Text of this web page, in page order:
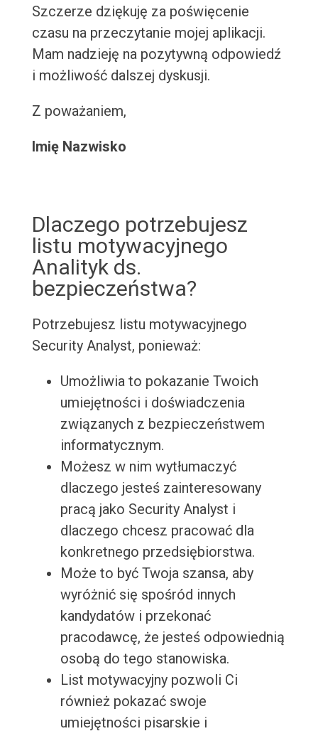
Szczerze dziękuję za poświęcenie
czasu na przeczytanie mojej aplikacji.
Mam nadzieję na pozytywną odpowiedź
i możliwość dalszej dyskusji.
Z poważaniem,
Imię Nazwisko
Dlaczego potrzebujesz
listu motywacyjnego
Analityk ds.
bezpieczeństwa?
Potrzebujesz listu motywacyjnego
Security Analyst, ponieważ:
Umożliwia to pokazanie Twoich
umiejętności i doświadczenia
związanych z bezpieczeństwem
informatycznym.
Możesz w nim wytłumaczyć
dlaczego jesteś zainteresowany
pracą jako Security Analyst i
dlaczego chcesz pracować dla
konkretnego przedsiębiorstwa.
Może to być Twoja szansa, aby
wyróżnić się spośród innych
kandydatów i przekonać
pracodawcę, że jesteś odpowiednią
osobą do tego stanowiska.
List motywacyjny pozwoli Ci
również pokazać swoje
umiejętności pisarskie i